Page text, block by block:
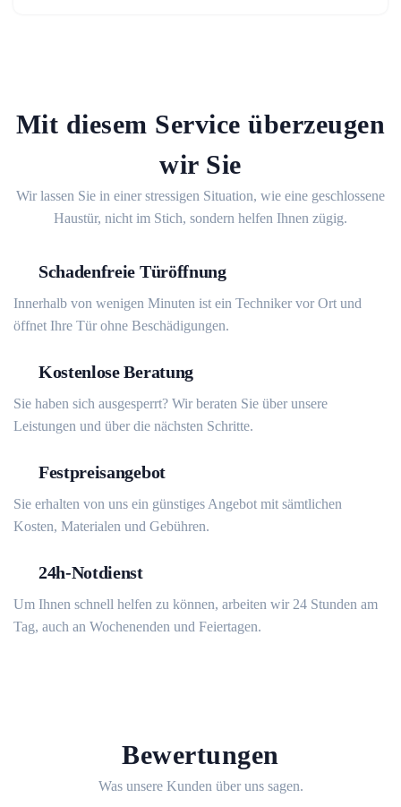
Mit diesem Service überzeugen
wir Sie
Wir lassen Sie in einer stressigen Situation, wie eine geschlossene
Haustür, nicht im Stich, sondern helfen Ihnen zügig.
Schadenfreie Türöffnung
Innerhalb von wenigen Minuten ist ein Techniker vor Ort und
öffnet Ihre Tür ohne Beschädigungen.
Kostenlose Beratung
Sie haben sich ausgesperrt? Wir beraten Sie über unsere
Leistungen und über die nächsten Schritte.
Festpreisangebot
Sie erhalten von uns ein günstiges Angebot mit sämtlichen
Kosten, Materialen und Gebühren.
24h-Notdienst
Um Ihnen schnell helfen zu können, arbeiten wir 24 Stunden am
Tag, auch an Wochenenden und Feiertagen.
Bewertungen
Was unsere Kunden über uns sagen.